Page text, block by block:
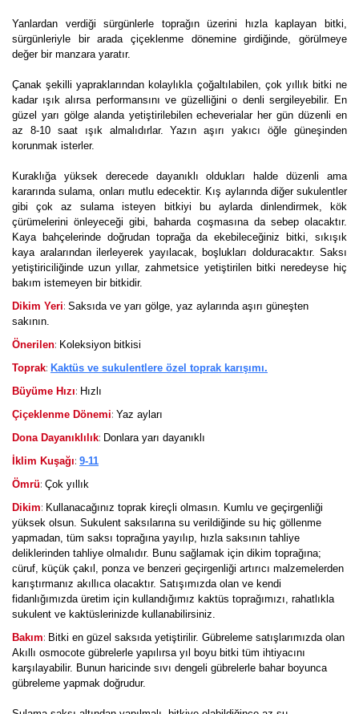
Yanlardan verdiği sürgünlerle toprağın üzerini hızla kaplayan bitki,
sürgünleriyle bir arada çiçeklenme dönemine girdiğinde, görülmeye
değer bir manzara yaratır.
Çanak şekilli yapraklarından kolaylıkla çoğaltılabilen, çok yıllık bitki ne
kadar ışık alırsa performansını ve güzelliğini o denli sergileyebilir. En
güzel yarı gölge alanda yetiştirilebilen echeverialar her gün düzenli en
az 8-10 saat ışık almalıdırlar. Yazın aşırı yakıcı öğle güneşinden
korunmak isterler.
Kuraklığa yüksek derecede dayanıklı oldukları halde düzenli ama
kararında sulama, onları mutlu edecektir. Kış aylarında diğer sukulentler
gibi çok az sulama isteyen bitkiyi bu aylarda dinlendirmek, kök
çürümelerini önleyeceği gibi, baharda coşmasına da sebep olacaktır.
Kaya bahçelerinde doğrudan toprağa da ekebileceğiniz bitki, sıkışık
kaya aralarından ilerleyerek yayılacak, boşlukları dolduracaktır. Saksı
yetiştiriciliğinde uzun yıllar, zahmetsice yetiştirilen bitki neredeyse hiç
bakım istemeyen bir bitkidir.
Dikim Yeri: Saksıda ve yarı gölge, yaz aylarında aşırı güneşten
sakının.
Önerilen: Koleksiyon bitkisi
Toprak: Kaktüs ve sukulentlere özel toprak karışımı.
Büyüme Hızı: Hızlı
Çiçeklenme Dönemi: Yaz ayları
Dona Dayanıklılık: Donlara yarı dayanıklı
İklim Kuşağı: 9-11
Ömrü: Çok yıllık
Dikim: Kullanacağınız toprak kireçli olmasın. Kumlu ve geçirgenliği
yüksek olsun. Sukulent saksılarına su verildiğinde su hiç göllenme
yapmadan, tüm saksı toprağına yayılıp, hızla saksının tahliye
deliklerinden tahliye olmalıdır. Bunu sağlamak için dikim toprağına;
cüruf, küçük çakıl, ponza ve benzeri geçirgenliği artırıcı malzemelerden
karıştırmanız akıllıca olacaktır. Satışımızda olan ve kendi
fidanlığımızda üretim için kullandığımız kaktüs toprağımızı, rahatlıkla
sukulent ve kaktüslerinizde kullanabilirsiniz.
Bakım: Bitki en güzel saksıda yetiştirilir. Gübreleme satışlarımızda olan
Akıllı osmocote gübrelerle yapılırsa yıl boyu bitki tüm ihtiyacını
karşılayabilir. Bunun haricinde sıvı dengeli gübrelerle bahar boyunca
gübreleme yapmak doğrudur.